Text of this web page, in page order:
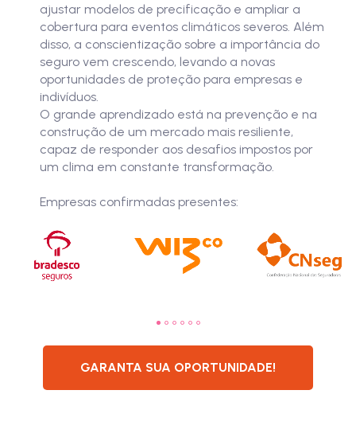
ajustar modelos de precificação e ampliar a
cobertura para eventos climáticos severos. Além
disso, a conscientização sobre a importância do
seguro vem crescendo, levando a novas
oportunidades de proteção para empresas e
indivíduos.
O grande aprendizado está na prevenção e na
construção de um mercado mais resiliente,
capaz de responder aos desafios impostos por
um clima em constante transformação.
Empresas confirmadas presentes:
GARANTA SUA OPORTUNIDADE!